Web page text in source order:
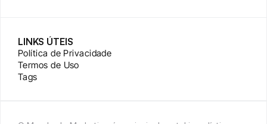
LINKS ÚTEIS
Política de Privacidade
Termos de Uso
Tags